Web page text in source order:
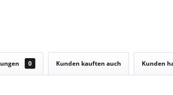
0 Kunden kauften auch Kunden